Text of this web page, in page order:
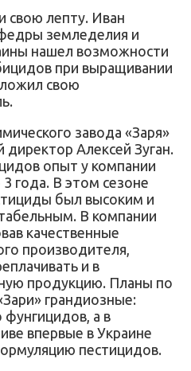
свою лепту. Иван
земледелия и
нашел возможности
при выращивании
свою
завода «Заря»
директор Алексей Зуган.
опыт у компании
года. В этом сезоне
был высоким и
В компании
качественные
производителя,
и в
продукцию. Планы по
грандиозные:
фунгицидов, а в
впервые в Украине
пестицидов.